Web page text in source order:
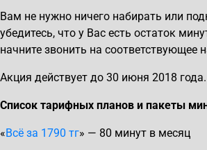
Вам не нужно ничего набирать или
убедитесь, что у Вас есть остаток
начните звонить на соответствующее
Акция действует до 30 июня 2018 года.
Список тарифных планов и пакеты
«Всё за 1790 тг» — 80 минут в месяц